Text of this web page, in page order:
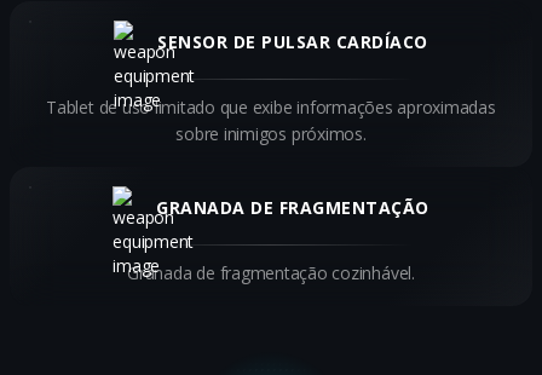
SENSOR DE PULSAR CARDÍACO
Tablet de uso limitado que exibe informações aproximadas
sobre inimigos próximos.
GRANADA DE FRAGMENTAÇÃO
Granada de fragmentação cozinhável.